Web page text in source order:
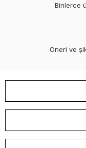
Binlerce
Öneri ve